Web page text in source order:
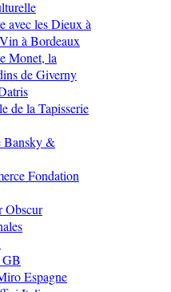
avec les Dieux à
à Bordeaux
Monet, la
de Giverny
de la Tapisserie
Bansky &
Fondation
Obscur
Espagne